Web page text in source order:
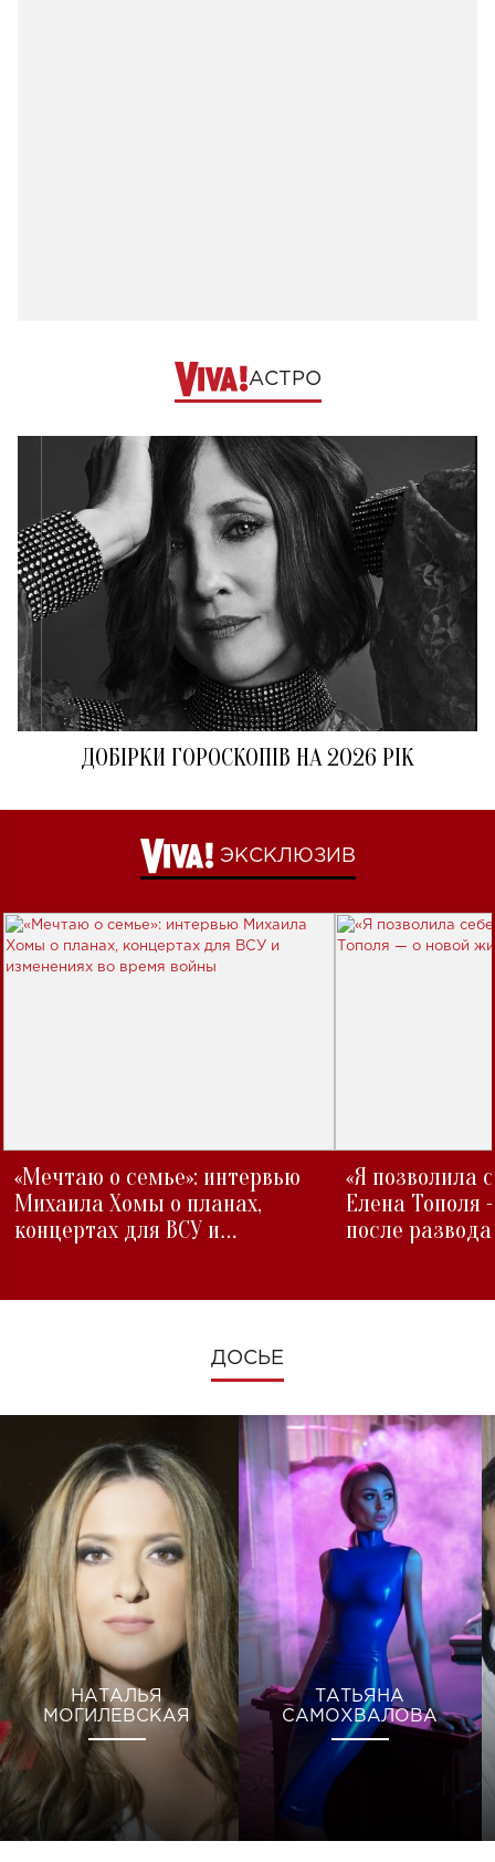
АСТРО
ДОБІРКИ ГОРОСКОПІВ НА 2026 РІК
ЭКСКЛЮЗИВ
«Мечтаю о семье»: интервью
Михаила Хомы о планах,
концертах для ВСУ и
«Я позволила
Елена Тополя
после развода
ДОСЬЕ
НАТАЛЬЯ
МОГИЛЕВСКАЯ
ТАТЬЯНА
САМОХВАЛОВА